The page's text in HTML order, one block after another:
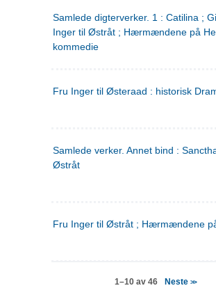
Samlede digterverker. 1 : Catilina ;
Inger til Østråt ; Hærmændene på
kommedie
Fru Inger til Østeraad : historisk
Samlede verker. Annet bind :
Østråt
Fru Inger til Østråt ; Hærmændene på
1–10 av 46 Neste>>